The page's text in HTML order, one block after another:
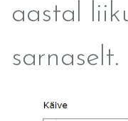
aastal
sarnaselt.